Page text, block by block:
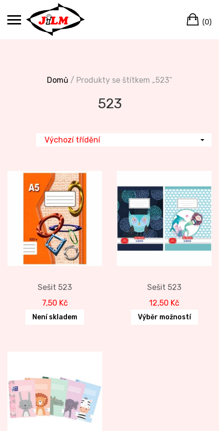
(0)
Domů / Produkty se štítkem „523“
523
Sešit 523
7,50 Kč
Není skladem
Sešit 523
12,50 Kč
Výběr možností